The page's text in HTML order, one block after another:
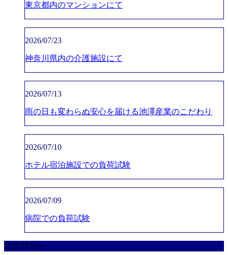
東京都内のマンションにて
2026/07/23
神奈川県内の介護施設にて
2026/07/13
雨の日も変わらぬ安心を届ける池澤産業のこだわり
2026/07/10
ホテル宿泊施設での負荷試験
2026/07/09
病院での負荷試験
カテゴリー